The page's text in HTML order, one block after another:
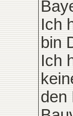
Ich
bin
Ich
den